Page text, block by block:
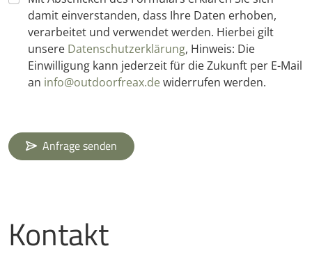
damit einverstanden, dass Ihre Daten erhoben,
verarbeitet und verwendet werden. Hierbei gilt
unsere Datenschutzerklärung, Hinweis: Die
Einwilligung kann jederzeit für die Zukunft per E-Mail
an info@outdoorfreax.dewiderrufen werden.
Anfrage senden
Kontakt